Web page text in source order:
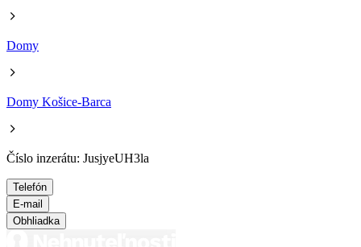
Domy
Domy Košice-Barca
Číslo inzerátu: JusjyeUH3la
Telefón
E-mail
Obhliadka